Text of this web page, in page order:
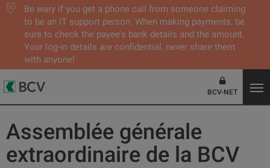
Be wary if you get a phone call from someone claiming
to be an IT support person. When making payments, be
sure to check the payee's bank details and the amount.
Your log-in details are confidential, never share them
with anyone!
BCV-NET
Assemblée générale
extraordinaire de la BCV